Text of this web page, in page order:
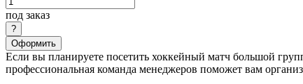
под заказ
Оформить
Если вы планируете посетить хоккейный матч большой
профессиональная команда менеджеров поможет вам